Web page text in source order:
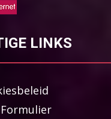
LINKS
Formulier